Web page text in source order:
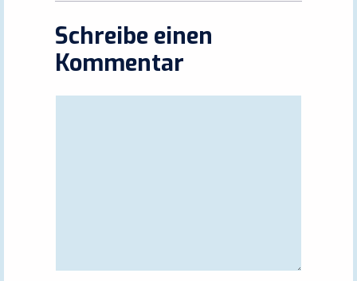
Schreibe einen
Kommentar